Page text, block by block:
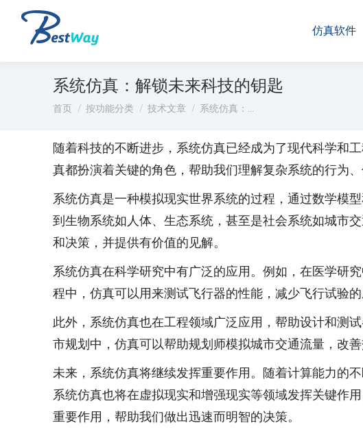
仿真软件
系统仿真：解锁未来科技的钥匙
您在这里：
首页 按功能分类 技术文章 系统仿真：…
随着科技的不断进步，系统仿真已经成为了现代科学和
真都扮演着关键的角色，帮助我们理解复杂系统的行为
系统仿真是一种模拟现实世界系统的过程，通过数学模
到生物系统如人体、生态系统，甚至是社会系统如城市
和决策，并提供有价值的见解。
系统仿真在科学研究中有广泛的应用。例如，在医学研
程中，仿真可以用来测试飞行器的性能，减少飞行试验
此外，系统仿真也在工程领域广泛应用，帮助设计和测
市规划中，仿真可以帮助规划师模拟城市交通流量，改
未来，系统仿真将继续发挥重要作用。随着计算能力的
系统仿真也将在虚拟现实和增强现实等领域发挥关键作
重要作用，帮助我们做出迅速而明智的决策。